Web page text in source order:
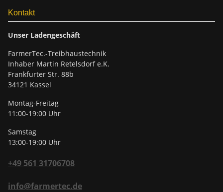
Kontakt
Unser Ladengeschäft
FarmerTec.-Treibhaustechnik
Inhaber Martin Retelsdorf e.K.
Frankfurter Str. 88b
34121 Kassel
Montag-Freitag
11:00-19:00 Uhr
Samstag
13:00-19:00 Uhr
+49 561 31706708
info@farmertec.de